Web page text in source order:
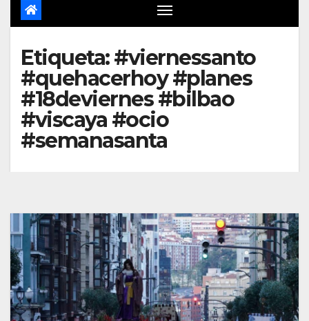
Etiqueta:#viernessanto
#quehacerhoy #planes
#18deviernes #bilbao
#viscaya #ocio
#semanasanta